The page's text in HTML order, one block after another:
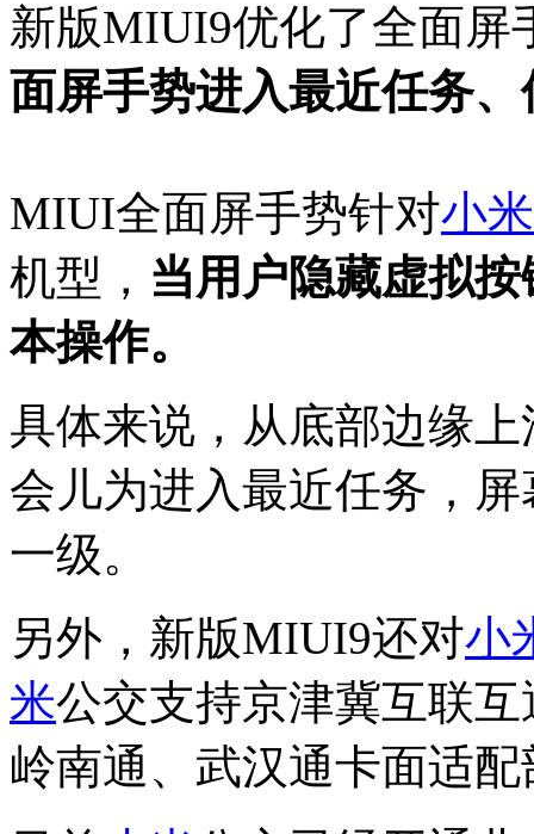
新版MIUI9优化了全面屏
面屏手势进入最近任务
MIUI全面屏手势针对小米
机型， 当用户隐藏虚拟
本操作。
具体来说，从底部边缘
会儿为进入最近任务，
一级。
另外，新版MIUI9还对小
米公交支持京津冀互联
岭南通、武汉通卡面适